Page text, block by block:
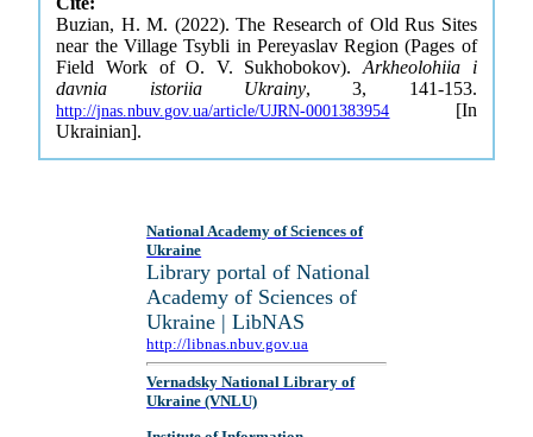
Buzian, H. M. (2022). The Research of Old Rus Sites
near the Village Tsybli in Pereyaslav Region (Pages of
Field Work of O. V. Sukhobokov).Arkheolohiia i
davnia istoriia Ukrainy, 3, 141-153.
http://jnas.nbuv.gov.ua/article/UJRN-0001383954 [In
Ukrainian].
National Academy of Sciences of
Ukraine
Library portal of National
Academy of Sciences of
Ukraine | LibNAS
http://libnas.nbuv.gov.ua
Vernadsky National Library of
Ukraine (VNLU)